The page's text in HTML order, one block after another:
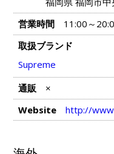
営業時間
11:00～
取扱ブランド
Supreme
通販
×
Website
http://